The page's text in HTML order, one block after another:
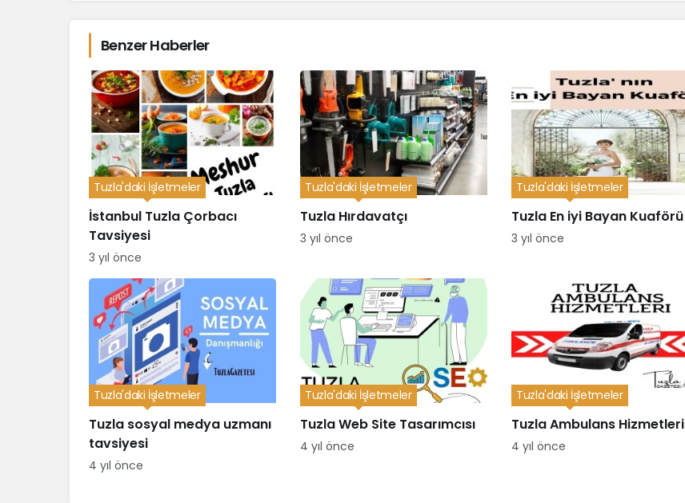
Benzer Haberler
İstanbul Tuzla Çorbacı
Tavsiyesi
Tuzla'daki İşletmeler
3 yıl önce
Tuzla Hırdavatçı
Tuzla'daki İşletmeler
3 yıl önce
Tuzla En iyi Bayan Kuaförü
Tuzla'daki İşletmeler
3 yıl önce
Tuzla sosyal medya uzmanı
tavsiyesi
Tuzla'daki İşletmeler
4 yıl önce
Tuzla Web Site Tasarımcısı
Tuzla'daki İşletmeler
4 yıl önce
Tuzla Ambulans Hizmetleri
Tuzla'daki İşletmeler
4 yıl önce